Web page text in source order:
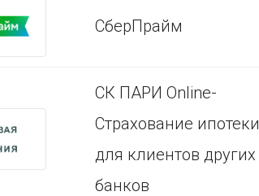
СберПрайм
СК ПАРИ Online-
Страхование ипотеки
для клиентов других
банков